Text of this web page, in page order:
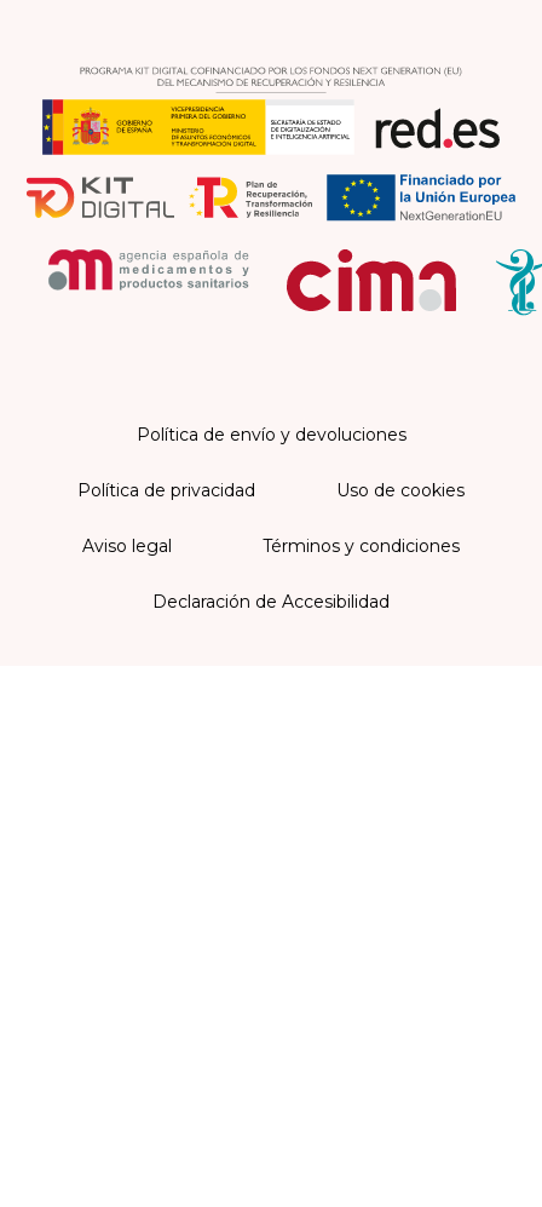
Política de envío y devoluciones
Política de privacidad Uso de cookies
Aviso legal Términos y condiciones
Declaración de Accesibilidad